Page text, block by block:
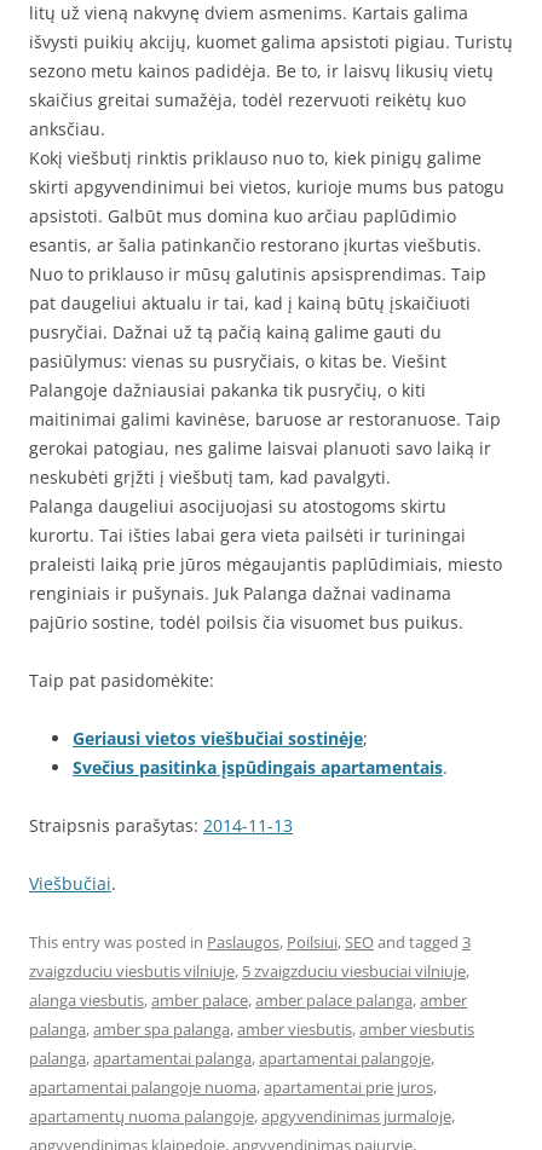
litų už vieną nakvynę dviem asmenims. Kartais galima
išvysti puikių akcijų, kuomet galima apsistoti pigiau. Turistų
sezono metu kainos padidėja. Be to, ir laisvų likusių vietų
skaičius greitai sumažėja, todėl rezervuoti reikėtų kuo
anksčiau.
Kokį viešbutį rinktis priklauso nuo to, kiek pinigų galime
skirti apgyvendinimui bei vietos, kurioje mums bus patogu
apsistoti. Galbūt mus domina kuo arčiau paplūdimio
esantis, ar šalia patinkančio restorano įkurtas viešbutis.
Nuo to priklauso ir mūsų galutinis apsisprendimas. Taip
pat daugeliui aktualu ir tai, kad į kainą būtų įskaičiuoti
pusryčiai. Dažnai už tą pačią kainą galime gauti du
pasiūlymus: vienas su pusryčiais, o kitas be. Viešint
Palangoje dažniausiai pakanka tik pusryčių, o kiti
maitinimai galimi kavinėse, baruose ar restoranuose. Taip
gerokai patogiau, nes galime laisvai planuoti savo laiką ir
neskubėti grįžti į viešbutį tam, kad pavalgyti.
Palanga daugeliui asocijuojasi su atostogoms skirtu
kurortu. Tai išties labai gera vieta pailsėti ir turiningai
praleisti laiką prie jūros mėgaujantis paplūdimiais, miesto
renginiais ir pušynais. Juk Palanga dažnai vadinama
pajūrio sostine, todėl poilsis čia visuomet bus puikus.
Taip pat pasidomėkite:
Geriausi vietos viešbučiai sostinėje;
Svečius pasitinka įspūdingais apartamentais.
Straipsnis parašytas: 2014-11-13
Viešbučiai.
This entry was posted in Paslaugos, Poilsiui,SEOand tagged 3
zvaigzduciu viesbutis vilniuje, 5 zvaigzduciu viesbuciai vilniuje,
alanga viesbutis,amber palace,amber palace palanga,amber
palanga,amber spa palanga,amber viesbutis,amber viesbutis
palanga,apartamentai palanga,apartamentai palangoje,
apartamentai palangoje nuoma,apartamentai prie juros,
apartamentų nuoma palangoje,apgyvendinimas jurmaloje,
apgyvendinimas klaipedoje,apgyvendinimas pajuryje,